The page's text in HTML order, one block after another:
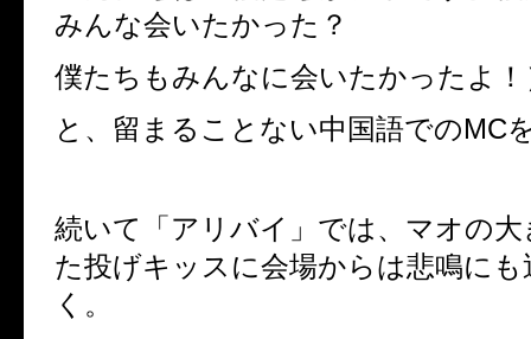
みんな会いたかった？
僕たちもみんなに会いたかったよ！
と、留まることない中国語でのMC
続いて「アリバイ」では、マオの
た投げキッスに会場からは悲鳴にも
く。